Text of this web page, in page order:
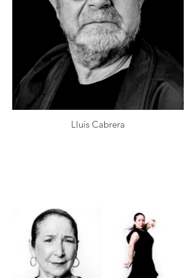
Lluís Cabrera